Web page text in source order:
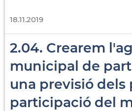
18.11.2019
2.04. Crearem
municipal de
una previsió dels
participació del